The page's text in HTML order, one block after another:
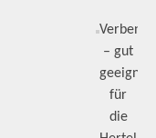
Verbene
– gut
geeignet
für
die